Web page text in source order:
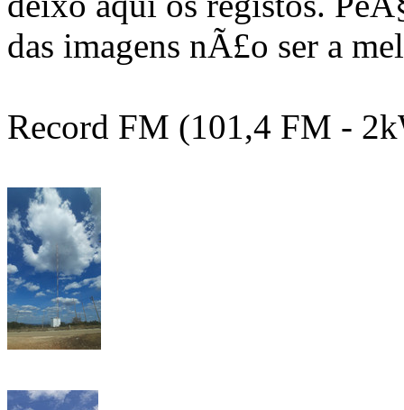
das imagens nÃ£o ser a
Record FM (101,4 FM -